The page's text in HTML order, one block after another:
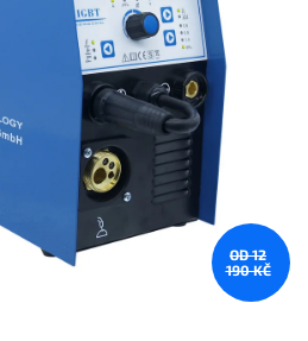
OD 12
190 KČ